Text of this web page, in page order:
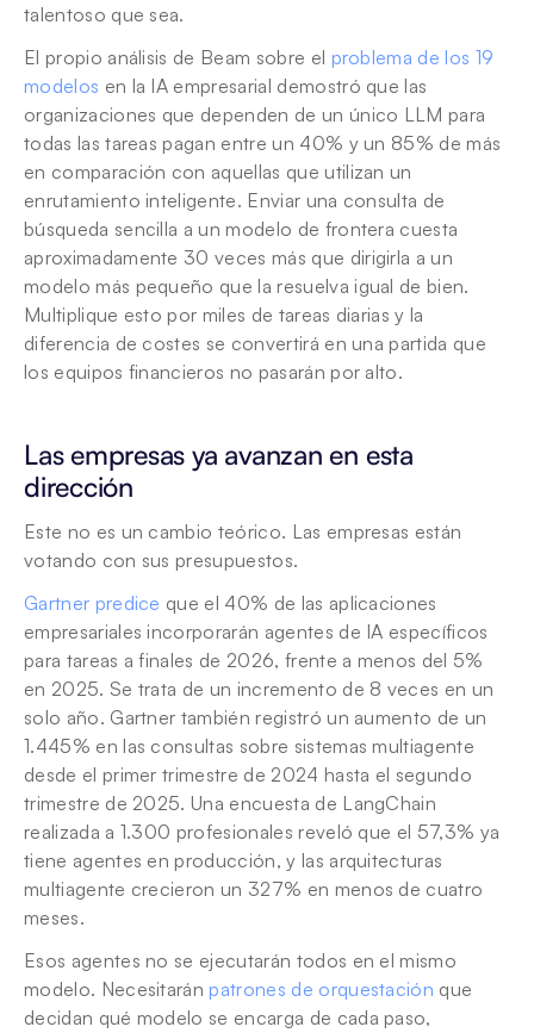
talentoso que sea.
El propio análisis de Beam sobre el problema de los 19
modelos en la IA empresarial demostró que las
organizaciones que dependen de un único LLM para
todas las tareas pagan entre un 40% y un 85% de más
en comparación con aquellas que utilizan un
enrutamiento inteligente. Enviar una consulta de
búsqueda sencilla a un modelo de frontera cuesta
aproximadamente 30 veces más que dirigirla a un
modelo más pequeño que la resuelva igual de bien.
Multiplique esto por miles de tareas diarias y la
diferencia de costes se convertirá en una partida que
los equipos financieros no pasarán por alto.
Las empresas ya avanzan en esta
dirección
Este no es un cambio teórico. Las empresas están
votando con sus presupuestos.
Gartner predice que el 40% de las aplicaciones
empresariales incorporarán agentes de IA específicos
para tareas a finales de 2026, frente a menos del 5%
en 2025. Se trata de un incremento de 8 veces en un
solo año. Gartner también registró un aumento de un
1.445% en las consultas sobre sistemas multiagente
desde el primer trimestre de 2024 hasta el segundo
trimestre de 2025. Una encuesta de LangChain
realizada a 1.300 profesionales reveló que el 57,3% ya
tiene agentes en producción, y las arquitecturas
multiagente crecieron un 327% en menos de cuatro
meses.
Esos agentes no se ejecutarán todos en el mismo
modelo. Necesitarán patrones de orquestación que
decidan qué modelo se encarga de cada paso,